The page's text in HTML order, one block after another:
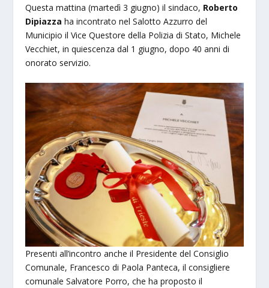
Questa mattina (martedì 3 giugno) il sindaco, Roberto
Dipiazza ha incontrato nel Salotto Azzurro del
Municipio il Vice Questore della Polizia di Stato, Michele
Vecchiet, in quiescenza dal 1 giugno, dopo 40 anni di
onorato servizio.
Presenti all’incontro anche il Presidente del Consiglio
Comunale, Francesco di Paola Panteca, il consigliere
comunale Salvatore Porro, che ha proposto il